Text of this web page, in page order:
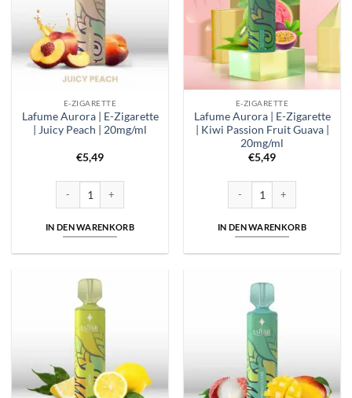
E-ZIGARETTE
Lafume Aurora | E-Zigarette
| Juicy Peach | 20mg/ml
€5,49
IN DEN WARENKORB
E-ZIGARETTE
Lafume Aurora | E-Zigarette
| Kiwi Passion Fruit Guava |
20mg/ml
€5,49
IN DEN WARENKORB